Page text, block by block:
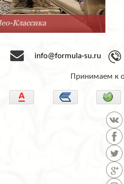
info@formula-su.ru
Принимаем к